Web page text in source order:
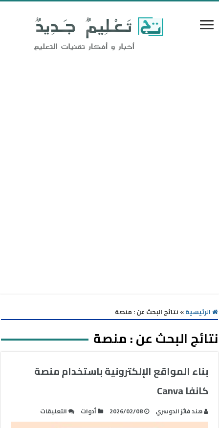
الرئيسية» نتائج البحث عن : منصة
نتائج البحث عن :منصة
بناء المواقع الإلكترونية باستخدام منصة
كانفا Canva
هند فائز الدوسري 2026/02/08 أدوات التعليقات
بناء